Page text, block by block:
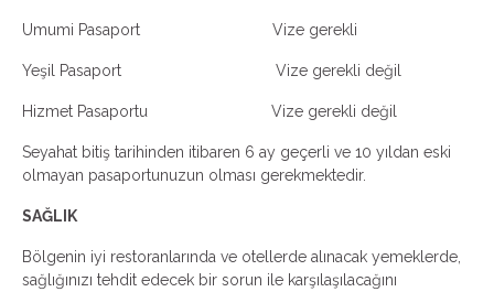
Umumi Pasaport Vize gerekli
Yeşil Pasaport Vize gerekli değil
Hizmet Pasaportu Vize gerekli değil
Seyahat bitiş tarihinden itibaren 6 ay geçerli ve 10 yıldan eski
olmayan pasaportunuzun olması gerekmektedir.
SAĞLIK
Bölgenin iyi restoranlarında ve otellerde alınacak yemeklerde,
sağlığınızı tehdit edecek bir sorun ile karşılaşılacağını